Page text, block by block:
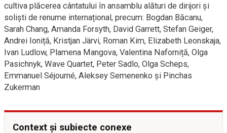
cultiva plăcerea cântatului în ansamblu alături de dirijori și
soliști de renume internațional, precum: Bogdan Băcanu,
Sarah Chang, Amanda Forsyth, David Garrett, Stefan Geiger,
Andrei Ioniță, Kristjan Järvi, Roman Kim, Elizabeth Leonskaja,
Ivan Ludlow, Plamena Mangova, Valentina Naforniță, Olga
Pasichnyk, Wave Quartet, Peter Sadlo, Olga Scheps,
Emmanuel Séjourné, Aleksey Semenenko și Pinchas
Zukerman
Context și subiecte conexe